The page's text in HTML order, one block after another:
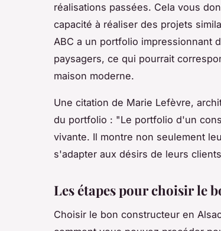
réalisations passées. Cela vous
capacité à réaliser des projets
ABC a un portfolio impressionnant
paysagers, ce qui pourrait
maison moderne.
Une citation de Marie Lefèvre,
du portfolio : "Le portfolio d'un
vivante. Il montre non seulement
s'adapter aux désirs de leurs
Les étapes pour choisir le
Choisir le bon constructeur en